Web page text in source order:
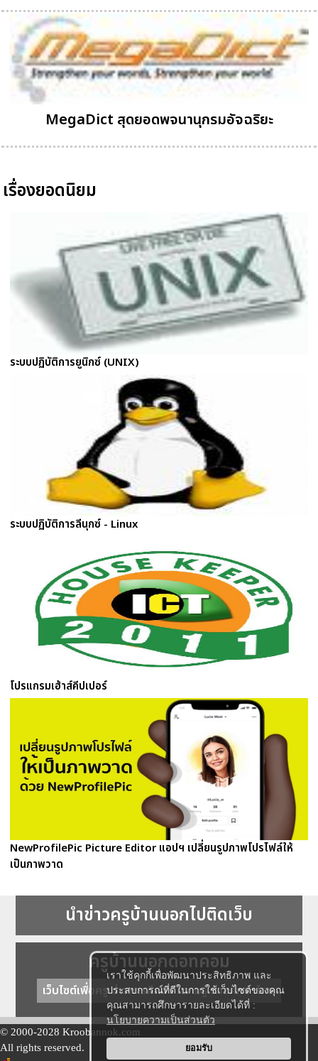
เราใช้คุกกี้เพื่อพัฒนาประสิทธิภาพ และ
ประสบการณ์ที่ดีในการใช้เว็บไซต์ของคุณ
คุณสามารถศึกษารายละเอียดได้ที่ :
นโยบายความเป็นส่วนตัว
ยอมรับ
MegaDict สุดยอดพจนานุกรมอัจฉริยะ
เรื่องยอดนิยม
ระบบปฏิบัติการยูนิกซ์ (UNIX)
ระบบปฏิบัติการลีนุกซ์ - Linux
โปรแกรมเฮ้าส์คีปเปอร์
NewProfilePic Picture Editor แอปฯ เปลี่ยนรูปภาพโปรไฟล์ให้
เป็นภาพวาด
นำข่าวครูบ้านนอกไปติดเว็บ
ครูบ้านนอกดอทคอม
เว็บไซต์เพื่อครู ข่าวการศึกษา ความรู้ การศึกษาไทย
© 2000-2028 Kroobannok.com
All rights reserved.